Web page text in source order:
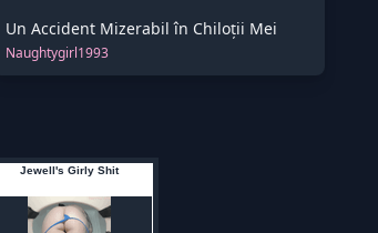
Un Accident Mizerabil în Chiloții Mei
Naughtygirl1993